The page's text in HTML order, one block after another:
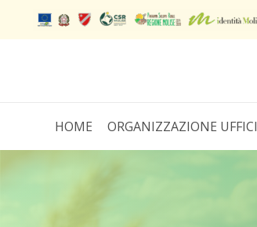
HOME ORGANIZZAZIONE UFFICI